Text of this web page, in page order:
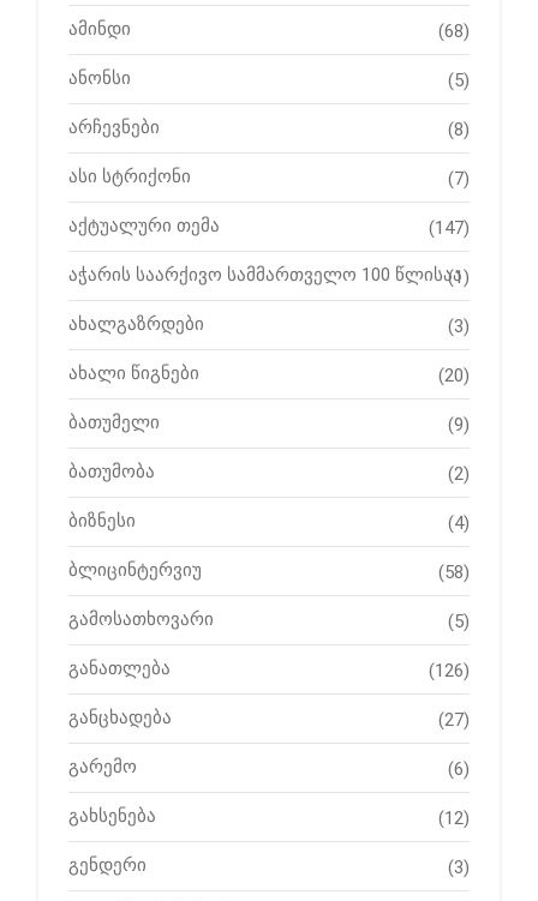
ამინდი (68)
ანონსი (5)
არჩევნები (8)
ასი სტრიქონი (7)
აქტუალური თემა (147)
აჭარის საარქივო სამმართველო 100 წლისაა
(1)
ახალგაზრდები (3)
ახალი წიგნები (20)
ბათუმელი (9)
ბათუმობა (2)
ბიზნესი (4)
ბლიცინტერვიუ (58)
გამოსათხოვარი (5)
განათლება (126)
განცხადება (27)
გარემო (6)
გახსენება (12)
გენდერი (3)